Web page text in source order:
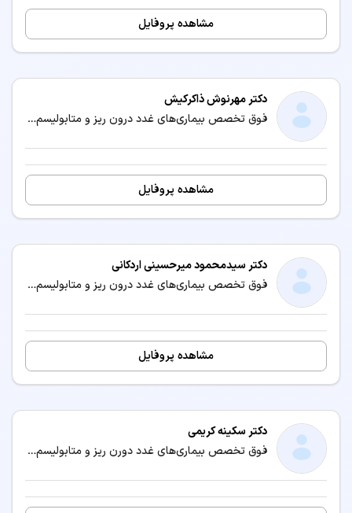
مشاهده پروفایل
دکتر مهرنوش ذاکرکیش
فوق تخصص بیماری‌های غدد درون ریز و متابولیسم (اندوکرینولوژی) / متخصص بیماری‌های داخلی
مشاهده پروفایل
دکتر سیدمحمود میرحسینی اردکانی
فوق تخصص بیماری‌های غدد درون ریز و متابولیسم (اندوکرینولوژی) / متخصص بیماری‌های داخلی
مشاهده پروفایل
دکتر سکینه کریمی
فوق تخصص بیماری‌های غدد دورن ریز و متابولیسم کودکان (اندوکرینولوژی کودکان) / متخصص بیماری‌های کودکان و نوزادان